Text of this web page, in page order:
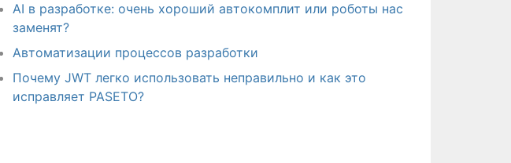
AI в разработке: очень хороший автокомплит или роботы нас
заменят?
Автоматизации процессов разработки
Почему JWT легко использовать неправильно и как это
исправляет PASETO?